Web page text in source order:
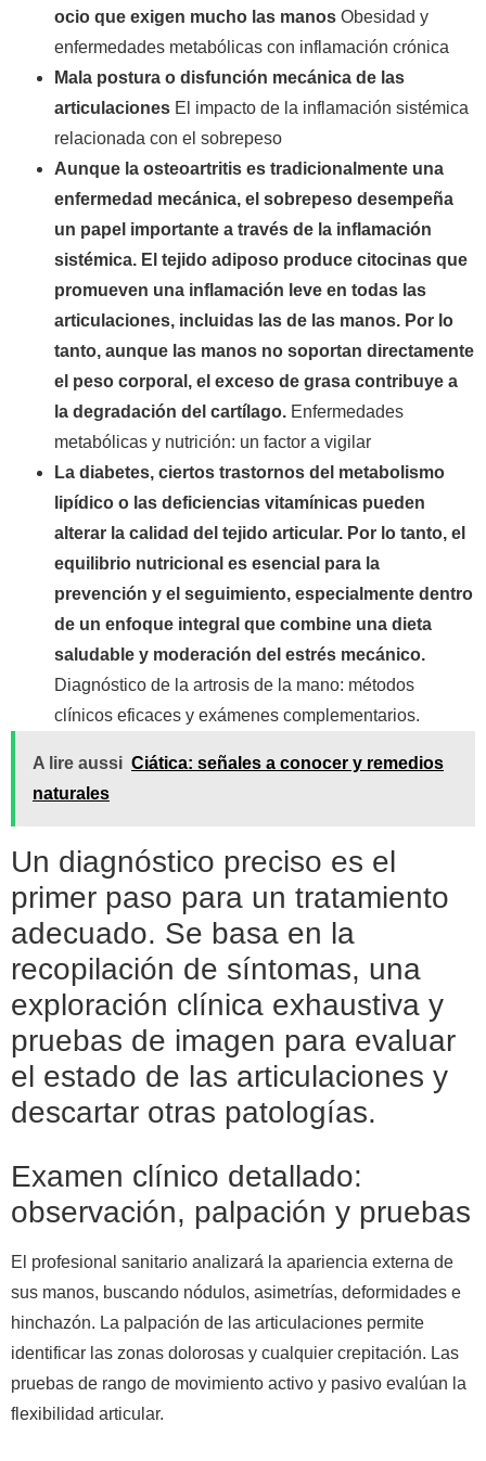
ocio que exigen mucho las manos Obesidad y
enfermedades metabólicas con inflamación crónica
Mala postura o disfunción mecánica de las
articulaciones El impacto de la inflamación sistémica
relacionada con el sobrepeso
Aunque la osteoartritis es tradicionalmente una
enfermedad mecánica, el sobrepeso desempeña
un papel importante a través de la inflamación
sistémica. El tejido adiposo produce citocinas que
promueven una inflamación leve en todas las
articulaciones, incluidas las de las manos. Por lo
tanto, aunque las manos no soportan directamente
el peso corporal, el exceso de grasa contribuye a
la degradación del cartílago. Enfermedades
metabólicas y nutrición: un factor a vigilar
La diabetes, ciertos trastornos del metabolismo
lipídico o las deficiencias vitamínicas pueden
alterar la calidad del tejido articular. Por lo tanto, el
equilibrio nutricional es esencial para la
prevención y el seguimiento, especialmente dentro
de un enfoque integral que combine una dieta
saludable y moderación del estrés mecánico.
Diagnóstico de la artrosis de la mano: métodos
clínicos eficaces y exámenes complementarios.
A lire aussi Ciática: señales a conocer y remedios
naturales
Un diagnóstico preciso es el
primer paso para un tratamiento
adecuado. Se basa en la
recopilación de síntomas, una
exploración clínica exhaustiva y
pruebas de imagen para evaluar
el estado de las articulaciones y
descartar otras patologías.
Examen clínico detallado:
observación, palpación y pruebas
El profesional sanitario analizará la apariencia externa de
sus manos, buscando nódulos, asimetrías, deformidades e
hinchazón. La palpación de las articulaciones permite
identificar las zonas dolorosas y cualquier crepitación. Las
pruebas de rango de movimiento activo y pasivo evalúan la
flexibilidad articular.